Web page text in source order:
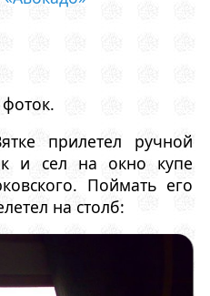
прилетел ручной
и сел на окно купе
Поймать его
на столб: